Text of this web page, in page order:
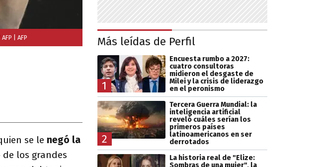
| AFP
se le negó la
de los grandes
Más leídas de Perfil
1
Encuesta rumbo a 2027:
cuatro consultoras
midieron el desgaste de
Milei y la crisis de liderazgo
en el peronismo
2
Tercera Guerra Mundial: la
inteligencia artificial
reveló cuáles serían los
primeros países
latinoamericanos en ser
derrotados
La historia real de "Elize: